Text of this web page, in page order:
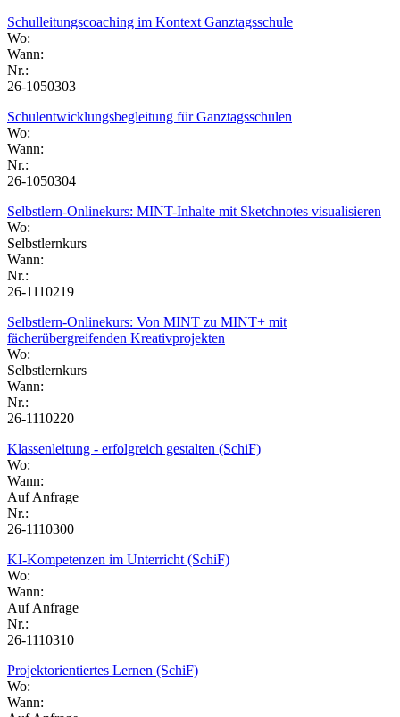
Schulleitungscoaching im Kontext Ganztagsschule
Wo:
Wann:
Nr.:
26-1050303
Schulentwicklungsbegleitung für Ganztagsschulen
Wo:
Wann:
Nr.:
26-1050304
Selbstlern-Onlinekurs: MINT-Inhalte mit Sketchnotes visualisieren
Wo:
Selbstlernkurs
Wann:
Nr.:
26-1110219
Selbstlern-Onlinekurs: Von MINT zu MINT+ mit
fächerübergreifenden Kreativprojekten
Wo:
Selbstlernkurs
Wann:
Nr.:
26-1110220
Klassenleitung - erfolgreich gestalten (SchiF)
Wo:
Wann:
Auf Anfrage
Nr.:
26-1110300
KI-Kompetenzen im Unterricht (SchiF)
Wo:
Wann:
Auf Anfrage
Nr.:
26-1110310
Projektorientiertes Lernen (SchiF)
Wo:
Wann: